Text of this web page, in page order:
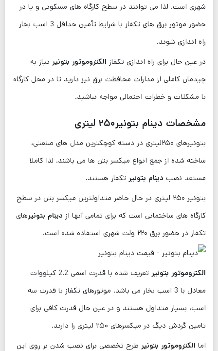
شهری است. لذا می ‌توانند در سطح کارگاه های مسکونی و یا در
حضور موتور برق های تکفاز با شرایط تأمین حداقل 3 اسب بخار
راه اندازی شوند.
در عین حال برای راه اندازی تکفاز الکتروموتور بتونیر نیاز به
چیدمان کاملی از مدارات محافظت برق نیز دارید تا در محل کارگاه
با مشکلات و خطرات احتمالی مواجه نباشید.
مشخصات دینام بتونیر۲۵۰ لیتری
بتونیرهای ۲۵۰لیتری در دسته کوچکترین مدل های صنعتی،
ساخته شده از جمع انواع میکسر بتن ها می باشند. لذا کاملا
مستعد نصب دینام بتونیر تکفاز هستند.
بتونیر ۲۵۰ لیتری در حال حاضر متداولترین میکسر بتن در سطح
کارگاه های ساختمانی است که برای تمامی آنها از دینام بتونیرهای
تکفاز در حضور برق ۲۲۰ ولت شهری استفاده شده است.
الکتروموتور بتونیر
تعریف شده با قدرت اسمی 2.2 کیلووات
معادل با 3 اسب بخار می باشد. موتورهای تکفاز با قدرت سه
اسب، بسیار متداول هستند و در عین حال قدرت کافی برای
تامین گردش دیگ در میکسرهای ۲۵۰ لیتری را دارند.
اما الکتروموتور بتونیر طرح تخصصی برای نصب شدن بر روی این